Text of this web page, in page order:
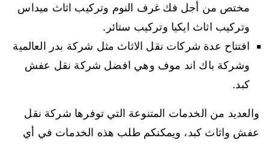
مختص من أجل فك غرف النوم وتركيب اثاث ميداس
وتركيب اثاث ايكيا وتركيب ستائر.
افتتاح عدة شركات نقل الاثاث مثل شركة بدر العالمية
وشركة باك اند موف وهي افضل شركة نقل عفش
كبد.
والعديد من الخدمات المتنوعة التي توفرها شركة نقل
عفش واثاث كبد، ويمكنكم طلب هذه الخدمات في أي